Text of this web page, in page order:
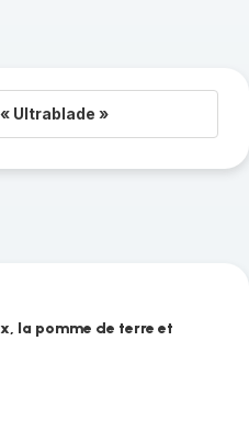
Ultrablade »
la pomme de terre et